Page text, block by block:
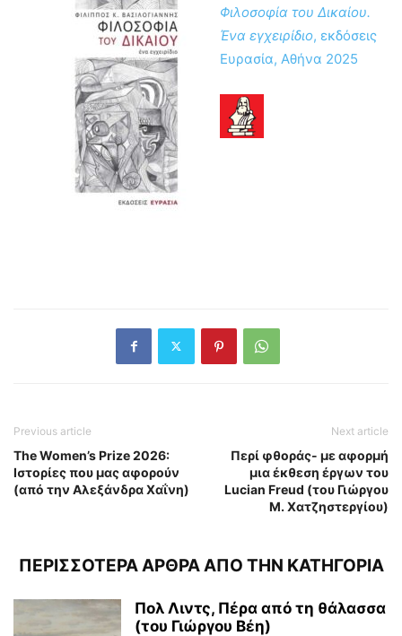
Φιλοσοφία του Δικαίου.
Ένα εγχειρίδιο, εκδόσεις
Ευρασία, Αθήνα 2025
Previous article
The Women’s Prize 2026:
Ιστορίες που μας αφορούν
(από την Αλεξάνδρα Χαΐνη)
Next article
Περί φθοράς- με αφορμή
μια έκθεση έργων του
Lucian Freud (του Γιώργου
Μ. Χατζηστεργίου)
ΠΕΡΙΣΣΟΤΕΡΑ ΑΡΘΡΑ ΑΠΟ ΤΗΝ ΚΑΤΗΓΟΡΙΑ
Πολ Λιντς, Πέρα από τη θάλασσα
(του Γιώργου Βέη)